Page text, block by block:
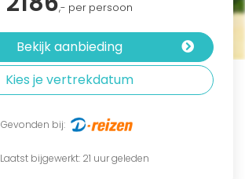
,- per persoon
Bekijk aanbieding
Kies je vertrekdatum
Gevonden bij:
Laatst bijgewerkt: 21 uur geleden